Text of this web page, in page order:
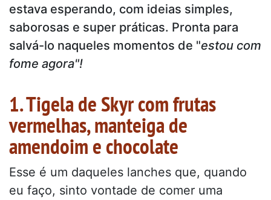
estava esperando, com ideias simples,
saborosas e super práticas. Pronta para
salvá-lo naqueles momentos de "estou com
fome agora"!
1. Tigela de Skyr com frutas
vermelhas, manteiga de
amendoim e chocolate
Esse é um daqueles lanches que, quando
eu faço, sinto vontade de comer uma